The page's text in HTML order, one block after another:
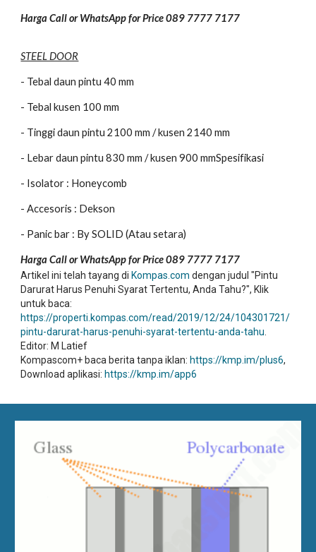
Harga Call or WhatsApp for Price 089 7777 7177
STEEL DOOR
- Tebal daun pintu 40 mm
- Tebal kusen 100 mm
- Tinggi daun pintu 2100 mm / kusen 2140 mm
- Lebar daun pintu 830 mm / kusen 900 mmSpesifikasi
- Isolator : Honeycomb
- Accesoris : Dekson
- Panic bar : By SOLID (Atau setara)
Harga Call or WhatsApp for Price 089 7777 7177
Artikel ini telah tayang di Kompas.com dengan judul "Pintu
Darurat Harus Penuhi Syarat Tertentu, Anda Tahu?", Klik
untuk baca:
https://properti.kompas.com/read/2019/12/24/104301721/
pintu-darurat-harus-penuhi-syarat-tertentu-anda-tahu
Editor: M Latief
Kompascom+ baca berita tanpa iklan: https://kmp.im/plus6,
Download aplikasi: https://kmp.im/app6